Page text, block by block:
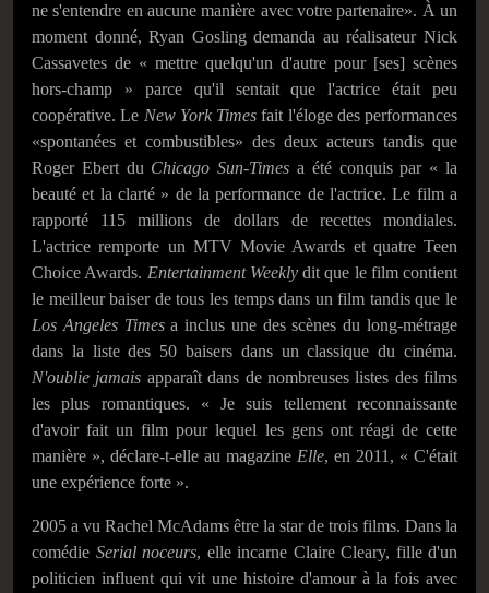
ne s'entendre en aucune manière avec votre partenaire». À un
moment donné, Ryan Gosling demanda au réalisateur Nick
Cassavetes de « mettre quelqu'un d'autre pour [ses] scènes
hors-champ » parce qu'il sentait que l'actrice était peu
coopérative. Le New York Times fait l'éloge des performances
«spontanées et combustibles» des deux acteurs tandis que
Roger Ebert du Chicago Sun-Times a été conquis par « la
beauté et la clarté » de la performance de l'actrice. Le film a
rapporté 115 millions de dollars de recettes mondiales.
L'actrice remporte un MTV Movie Awards et quatre Teen
Choice Awards. Entertainment Weeklydit que le film contient
le meilleur baiser de tous les temps dans un film tandis que le
Los Angeles Timesa inclus une des scènes du long-métrage
dans la liste des 50 baisers dans un classique du cinéma.
N'oublie jamais apparaît dans de nombreuses listes des films
les plus romantiques. « Je suis tellement reconnaissante
d'avoir fait un film pour lequel les gens ont réagi de cette
manière », déclare-t-elle au magazine Elle, en 2011, « C'était
une expérience forte ».
2005 a vu Rachel McAdams être la star de trois films. Dans la
comédie Serial noceurs, elle incarne Claire Cleary, fille d'un
politicien influent qui vit une histoire d'amour à la fois avec